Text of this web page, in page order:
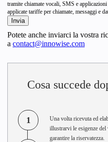
tramite chiamate vocali, SMS e
applicate tariffe per chiamate, messaggi e
Potete anche inviarci la vostra
a contact@innowise.com
Cosa succede
1
Una volta ricevuta ed
illustrarvi le esigenze
garantire la riservatezza.